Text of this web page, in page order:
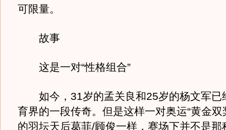
可限量。
故事
这是一对“性格组合”
如今，31岁的孟关良和25岁的杨文军已
育界的一段传奇。但是这样一对奥运“黄金双
的羽坛天后葛菲/顾俊一样，赛场下并不是那